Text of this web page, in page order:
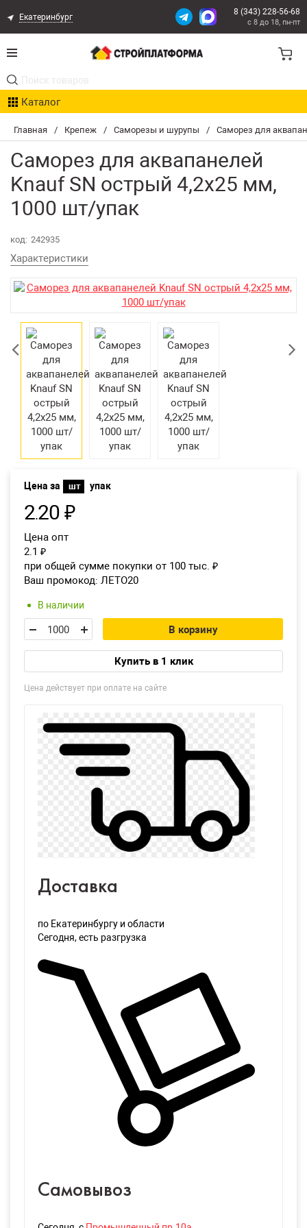
Главная / Крепеж / Саморезы и шурупы / Саморез для
Саморез для аквапанелей
Knauf SN острый 4,2х25 мм,
1000 шт/упак
код: 242935
Характеристики
Цена за шт упак
2.20 ₽
Цена опт
2.1 ₽
при общей сумме покупки от 100 тыс. ₽
Ваш промокод: ЛЕТО20
В наличии
В корзину
Купить в 1 клик
Цена действует при оплате на сайте
Доставка
по Екатеринбургу и области
Сегодня, есть разгрузка
Самовывоз
Екатеринбург
8 (343) 228-56-68
с 8 до 18, пн-пт
Каталог
Акции
Расчет доставки
Организациям
Опыт поставок
Статьи
Контакты
Екатеринбург